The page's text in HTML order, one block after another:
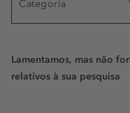
Categoria
Lamentamos, mas não
relativos à sua pesquisa